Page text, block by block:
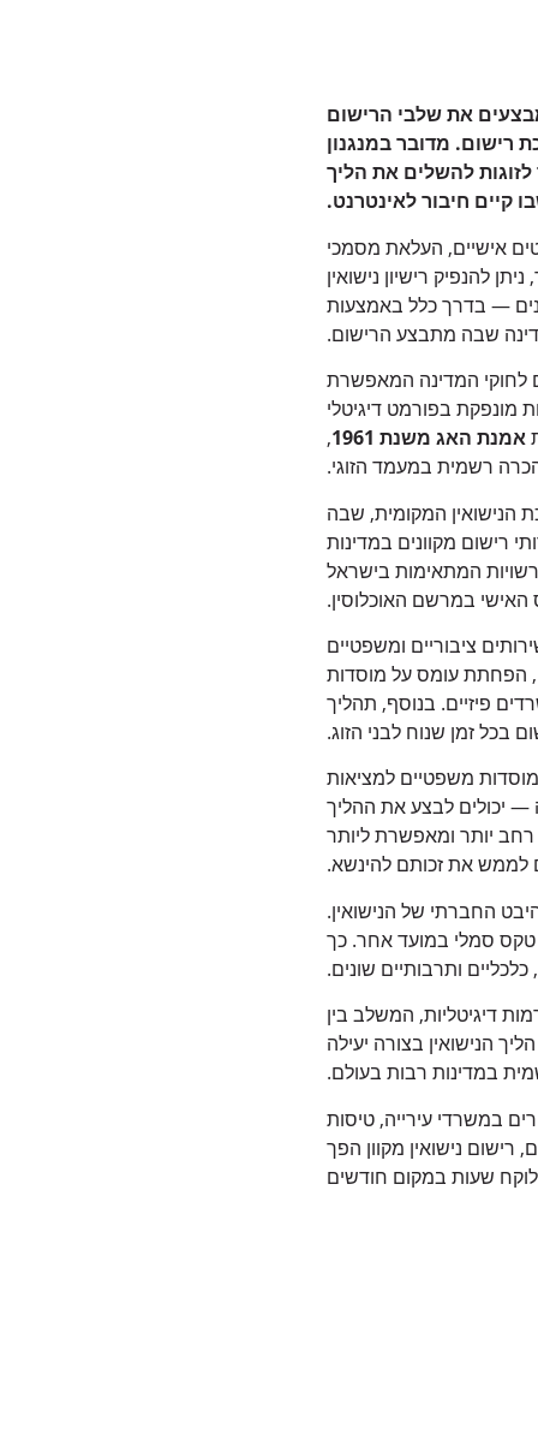
את שלבי הרישום
רישום. מדובר במנגנון
לזוגות להשלים את הליך
קיים חיבור לאינטרנט.
אישיים, העלאת מסמכי
להנפיק רישיון נישואין
— בדרך כלל באמצעות
שבה מתבצע הרישום.
המדינה המאפשרת
מונפקת בפורמט דיגיטלי
אמנת האג משנת 1961
,
רשמית במעמד הזוגי.
הנישואין המקומית, שבה
רישום מקוונים במדינות
המתאימות בישראל
האישי במרשם האוכלוסין.
ציבוריים ומשפטיים
הפחתת עומס על מוסדות
פיזיים. בנוסף, תהליך
בכל זמן שנוח לבני הזוג.
משפטיים למציאות
— יכולים לבצע את ההליך
רחב יותר ומאפשרת ליותר
לממש את זכותם להינשא.
החברתי של הנישואין.
טקס סמלי במועד אחר. כך
ותרבותיים שונים.
דיגיטליות, המשלב בין
הנישואין בצורה יעילה
במדינות רבות בעולם.
במשרדי עירייה, טיסות
השתנה באופן קיצוני. כיום, רישום נישואין מקוון הפך
שעות במקום חודשים